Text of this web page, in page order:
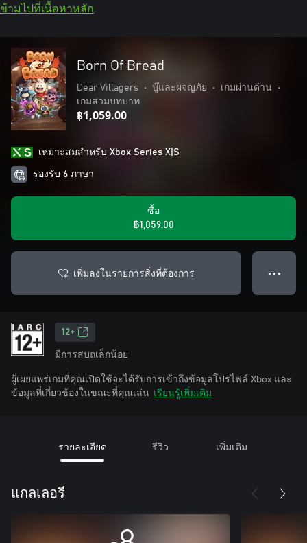
ข้ามไปที่เนื้อหาหลัก
Born Of Bread
Dear Villagers • บู๊และผจญภัย • เกมผ่านด่าน
•
เกมสวมบทบาท
฿1,059.00
เหมาะสมสําหรับ Xbox Series X|S
รองรับ 6 ภาษา
ซื้อ
฿1,059.00
เพิ่มลงในรายการสิ่งที่ต้องการ ● ● ●
12+
มีการสบถเล็กน้อย
ผู้เผยแพร่เกมที่คุณเปิดใช้จะได้รับการเข้าถึงข้อมูลโปรไฟล์ Xbox และ
ข้อมูลที่เกี่ยวข้องในขณะที่คุณเล่น เรียนรู้เพิ่มเติม
รายละเอียด รีวิว เพิ่มเติม
แกลเลอรี